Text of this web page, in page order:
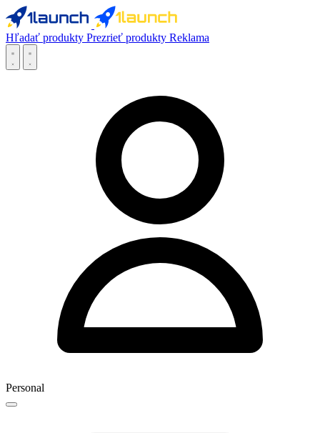
Hľadať produkty Prezrieť produkty Reklama
Personal